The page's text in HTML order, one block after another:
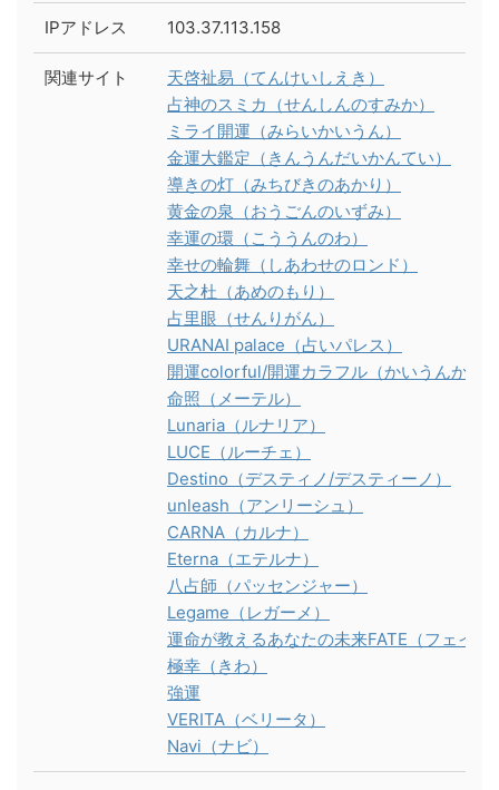
IPアドレス 103.37.113.158
関連サイト
天啓祉易（てんけいしえき）
占神のスミカ（せんしんのすみか）
ミライ開運（みらいかいうん）
金運大鑑定（きんうんだいかんてい）
導きの灯（みちびきのあかり）
黄金の泉（おうごんのいずみ）
幸運の環（こううんのわ）
幸せの輪舞（しあわせのロンド）
天之杜（あめのもり）
占里眼（せんりがん）
URANAI palace（占いパレス）
開運colorful/開運カラフル（かいうんから
命照（メーテル）
Lunaria（ルナリア）
LUCE（ルーチェ）
Destino（デスティノ/デスティーノ）
unleash（アンリーシュ）
CARNA（カルナ）
Eterna（エテルナ）
八占師（パッセンジャー）
Legame（レガーメ）
運命が教えるあなたの未来FATE（フェイト
極幸（きわ）
強運
VERITA（ベリータ）
Navi（ナビ）